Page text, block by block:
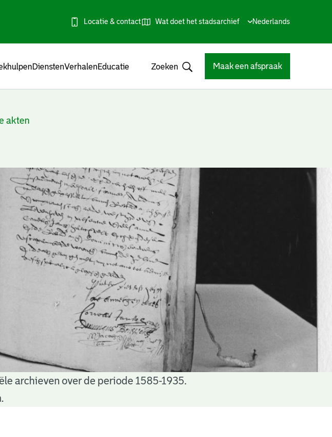
Locatie & contact Wat doet het stadsarchief
Huidige
Nederlands
DienstenVerhalenEducatie Zoeken Maak een afspraak
akten
archieven over de periode 1585-1935.